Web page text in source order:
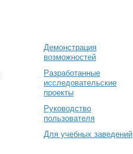
Демонстрация
возможностей
Разработанные
исследовательские
проекты
Руководство
пользователя
Для учебных заведений